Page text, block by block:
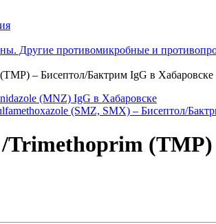
Другие противомикробные и
– Бисептол/Бактрим IgG в Хабаровске
(MNZ) IgG в Хабаровске
(SMZ, SMX) – Бисептол/